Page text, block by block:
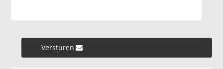
Versturen »